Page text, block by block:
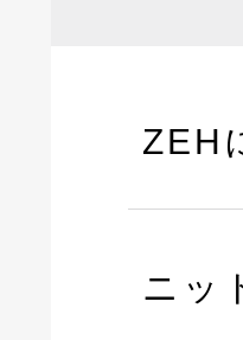
ZEH
ニッ